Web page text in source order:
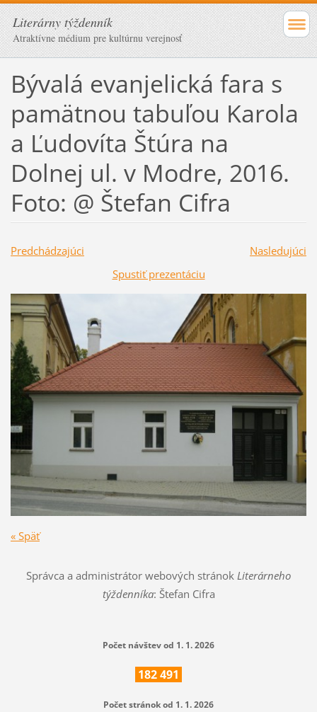
Literárny týždenník
Atraktívne médium pre kultúrnu verejnosť
Bývalá evanjelická fara s
pamätnou tabuľou Karola
a Ľudovíta Štúra na
Dolnej ul. v Modre, 2016.
Foto: @ Štefan Cifra
Predchádzajúci
Nasledujúci
Spustiť prezentáciu
« Späť
Správca a administrátor webových stránok Literárneho
týždenníka: Štefan Cifra
Počet návštev od 1. 1. 2026
182491
Počet stránok od 1. 1. 2026